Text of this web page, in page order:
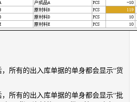
所有的出入库单据的单身都会显示“货
所有的出入库单据的单身都会显示“批